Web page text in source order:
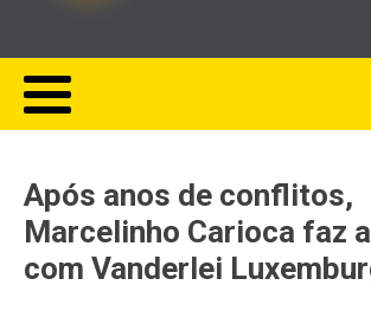
Após anos de conflitos,
Marcelinho Carioca faz
com Vanderlei